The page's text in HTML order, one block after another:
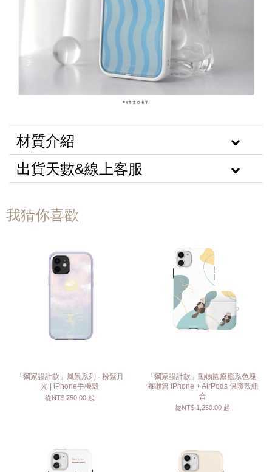
材質介紹
出貨天數&線上客服
我猜你喜歡
「獨家設計款」風景系列 - 粉紫月
光 | iPhone手機殼
從NT$ 750.00 起
「獨家設計款」動物園療癒系色塊-
海獺篇 iPhone + AirPods 保護殼組
合
從NT$ 1,250.00 起